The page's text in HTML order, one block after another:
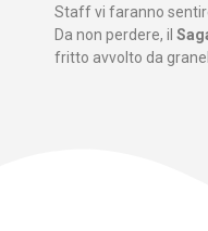
Staff vi faranno
Da non perdere, il
fritto avvolto da